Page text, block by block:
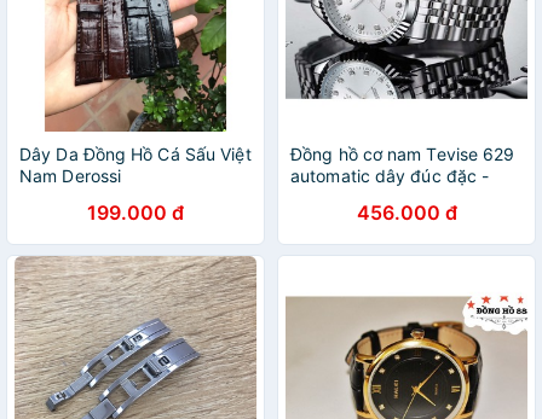
Dây Da Đồng Hồ Cá Sấu Việt
Nam Derossi
199.000 đ
Đồng hồ cơ nam Tevise 629
automatic dây đúc đặc -
456.000 đ